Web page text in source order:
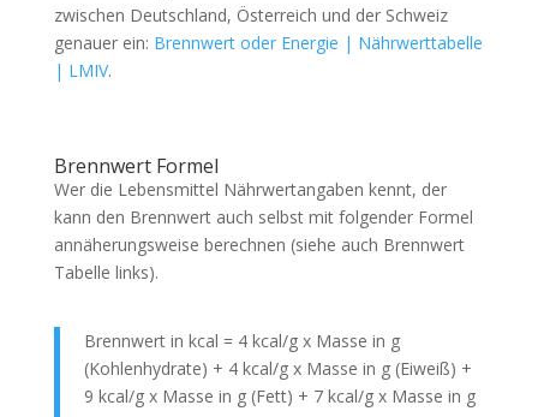
zwischen Deutschland, Österreich und der Schweiz
genauer ein: Brennwert oder Energie | Nährwerttabelle
| LMIV.
Brennwert Formel
Wer die Lebensmittel Nährwertangaben kennt, der
kann den Brennwert auch selbst mit folgender Formel
annäherungsweise berechnen (siehe auch Brennwert
Tabelle links).
Brennwert in kcal = 4 kcal/g x Masse in g
(Kohlenhydrate) + 4 kcal/g x Masse in g (Eiweiß) +
9 kcal/g x Masse in g (Fett) + 7 kcal/g x Masse in g